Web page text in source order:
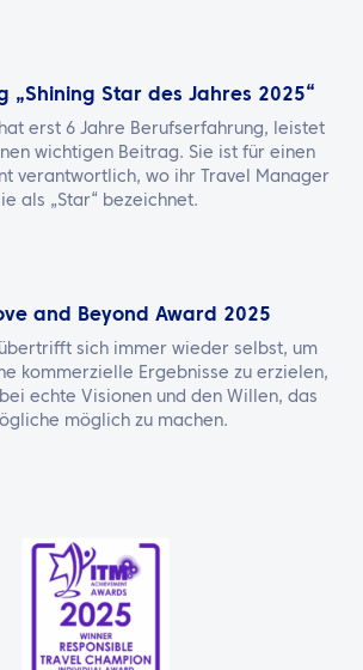
„Shining Star des Jahres 2025“
erst 6 Jahre Berufserfahrung, leistet
wichtigen Beitrag. Sie ist für einen
verantwortlich, wo ihr Travel Manager
als „Star“ bezeichnet.
and Beyond Award 2025
sich immer wieder selbst, um
kommerzielle Ergebnisse zu erzielen,
echte Visionen und den Willen, das
möglich zu machen.